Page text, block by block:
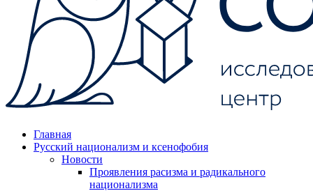
Главная
Русский национализм и ксенофобия
Новости
Проявления расизма и радикального
национализма